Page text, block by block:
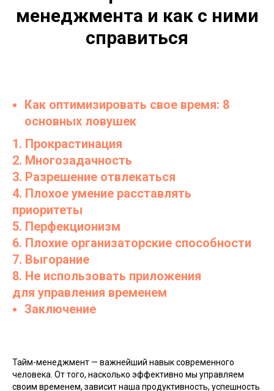
менеджмента и как с ними
справиться
Как оптимизировать свое время: 8
основных ловушек
1. Прокрастинация
2. Многозадачность
3. Разрешение отвлекаться
4. Плохое умение расставлять
приоритеты
5. Перфекционизм
6. Плохие организаторские способности
7. Выгорание
8. Не использовать приложения
для управления временем
Заключение
Тайм-менеджмент — важнейший навык современного
человека. От того, насколько эффективно мы управляем
своим временем, зависит наша продуктивность, успешность